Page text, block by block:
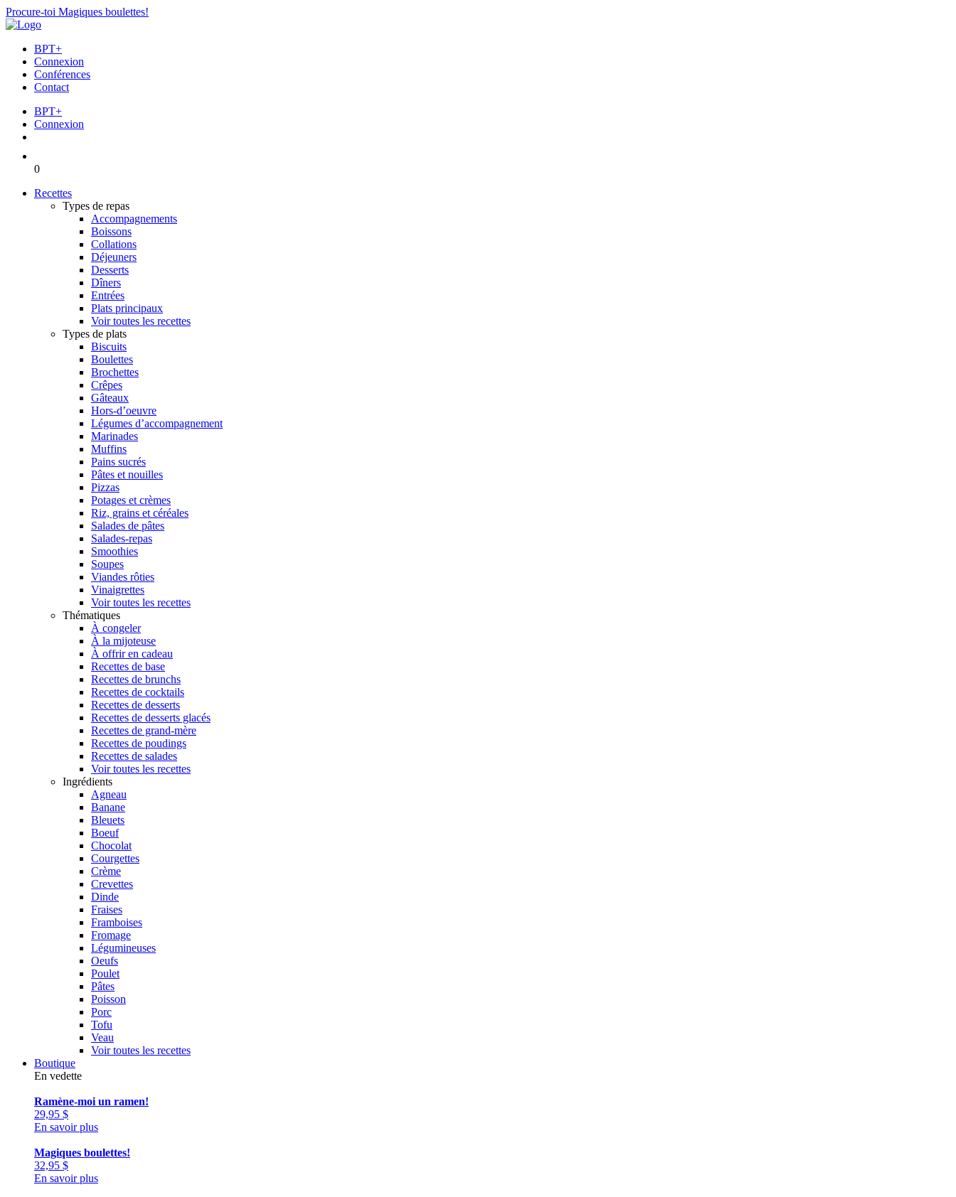
Procure-toi Magiques boulettes!
BPT+
Connexion
Conférences
Contact
BPT+
Connexion
0
Recettes
Types de repas
Accompagnements
Boissons
Collations
Déjeuners
Desserts
Dîners
Entrées
Plats principaux
Voir toutes les recettes
Types de plats
Biscuits
Boulettes
Brochettes
Crêpes
Gâteaux
Hors-d’oeuvre
Légumes d’accompagnement
Marinades
Muffins
Pains sucrés
Pâtes et nouilles
Pizzas
Potages et crèmes
Riz, grains et céréales
Salades de pâtes
Salades-repas
Smoothies
Soupes
Viandes rôties
Vinaigrettes
Voir toutes les recettes
Thématiques
À congeler
À la mijoteuse
À offrir en cadeau
Recettes de base
Recettes de brunchs
Recettes de cocktails
Recettes de desserts
Recettes de desserts glacés
Recettes de grand-mère
Recettes de poudings
Recettes de salades
Voir toutes les recettes
Ingrédients
Agneau
Banane
Bleuets
Boeuf
Chocolat
Courgettes
Crème
Crevettes
Dinde
Fraises
Framboises
Fromage
Légumineuses
Oeufs
Poulet
Pâtes
Poisson
Porc
Tofu
Veau
Voir toutes les recettes
Boutique
En vedette
Ramène-moi un ramen!
29,95 $
En savoir plus
Magiques boulettes!
32,95 $
En savoir plus